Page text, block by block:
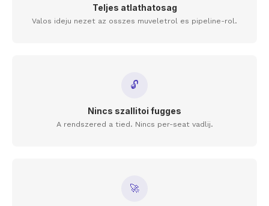
Teljes atlathatosag
Valos ideju nezet az osszes muveletrol es pipeline-rol.
🔓
Nincs szallitoi fugges
A rendszered a tied. Nincs per-seat vadlij.
🚀